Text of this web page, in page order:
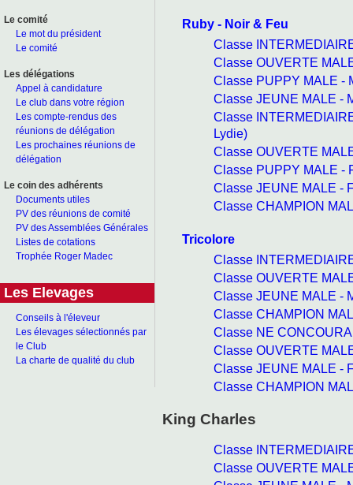
Le comité
Le mot du président
Le comité
Les délégations
Appel à candidature
Le club dans votre région
Les compte-rendus des
réunions de délégation
Les prochaines réunions de
délégation
Le coin des adhérents
Documents utiles
PV des réunions de comité
PV des Assemblées Générales
Listes de cotations
Trophée Roger Madec
Les Elevages
Conseils à l'éleveur
Les élevages sélectionnés par
le Club
La charte de qualité du club
Ruby - Noir & Feu
Classe
Classe OUVERTE
Classe PUPPY MALE -
Classe JEUNE MALE -
Classe
Lydie)
Classe OUVERTE
Classe PUPPY MALE -
Classe JEUNE MALE -
Classe CHAMPION
Tricolore
Classe
Classe OUVERTE
Classe JEUNE MALE -
Classe CHAMPION
Classe NE
Classe OUVERTE
Classe JEUNE MALE -
Classe CHAMPION
King Charles
Classe
Classe OUVERTE